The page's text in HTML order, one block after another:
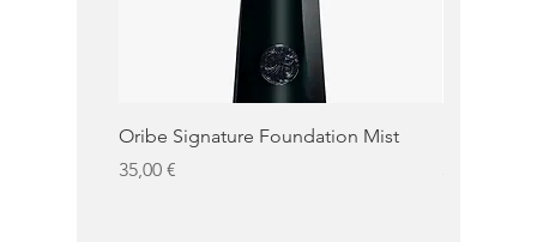
Oribe Signature Foundation Mist
Prezzo
35,00 €